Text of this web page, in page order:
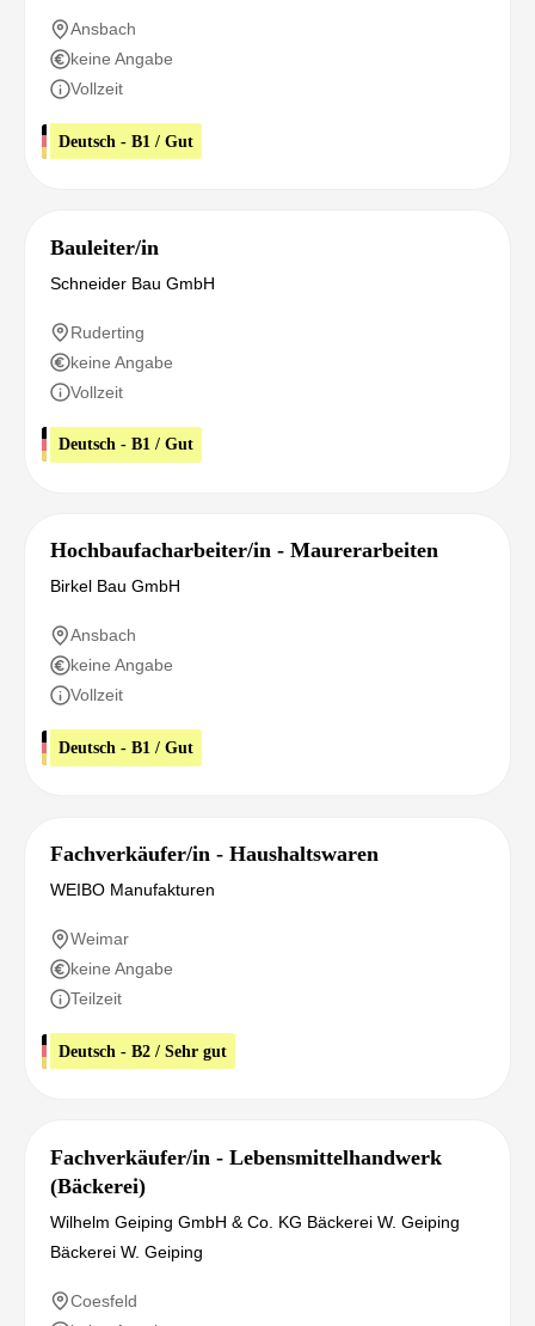
Ansbach
keine Angabe
Vollzeit
Deutsch - B1 / Gut
Bauleiter/in
Schneider Bau GmbH
Ruderting
keine Angabe
Vollzeit
Deutsch - B1 / Gut
Hochbaufacharbeiter/in - Maurerarbeiten
Birkel Bau GmbH
Ansbach
keine Angabe
Vollzeit
Deutsch - B1 / Gut
Fachverkäufer/in - Haushaltswaren
WEIBO Manufakturen
Weimar
keine Angabe
Teilzeit
Deutsch - B2 / Sehr gut
Fachverkäufer/in - Lebensmittelhandwerk
(Bäckerei)
Wilhelm Geiping GmbH & Co. KG Bäckerei W. Geiping
Bäckerei W. Geiping
Coesfeld